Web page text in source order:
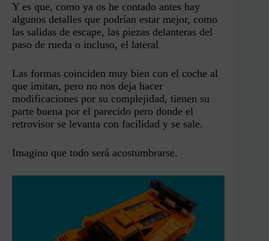
Y es que, como ya os he contado antes hay
algunos detalles que podrían estar mejor, como
las salidas de escape, las piezas delanteras del
paso de rueda o incluso, el lateral
Las formas coinciden muy bien con el coche al
que imitan, pero no nos deja hacer
modificaciones por su complejidad, tienen su
parte buena por el parecido pero donde el
retrovisor se levanta con facilidad y se sale.
Imagino que todo será acostumbrarse.